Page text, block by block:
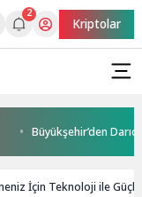
2
Kriptolar
Büyükşehir’den Darıca’ya
İçin Teknoloji ile